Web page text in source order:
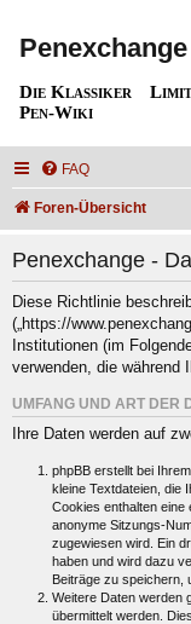
Penexchange
Die Klassiker
Pen-Wiki
FAQ
Foren-Übersicht
Penexchange -
Diese Richtlinie
(„https://
Institutionen (im
verwenden, die während
UMFANG UND ART DER
Ihre Daten werden auf
phpBB erstellt bei
kleine Textdateien, die
Cookies enthalten eine
anonyme Sitzungs-
zugewiesen wird. Ein
haben und wird dazu
Beiträge zu speichern,
Weitere Daten werden
übermittelt werden.